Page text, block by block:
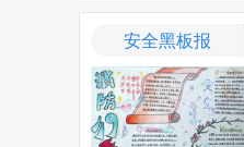
安全黑板报